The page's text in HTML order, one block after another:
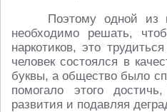
Поэтому одной из
необходимо решать,
наркотиков, это
человек состоялся в
буквы, а общество было
помогало этого
развития и подавляя